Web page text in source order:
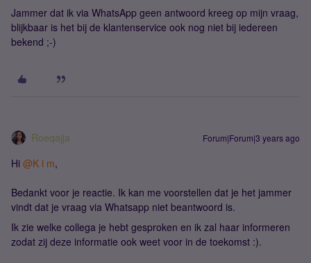
Jammer dat ik via WhatsApp geen antwoord kreeg op mijn vraag,
blijkbaar is het bij de klantenservice ook nog niet bij iedereen
bekend ;-)
Roeqajja Forum|Forum|3 years ago
Hi @K i m,
Bedankt voor je reactie. Ik kan me voorstellen dat je het jammer
vindt dat je vraag via Whatsapp niet beantwoord is.
Ik zie welke collega je hebt gesproken en ik zal haar informeren
zodat zij deze informatie ook weet voor in de toekomst :).